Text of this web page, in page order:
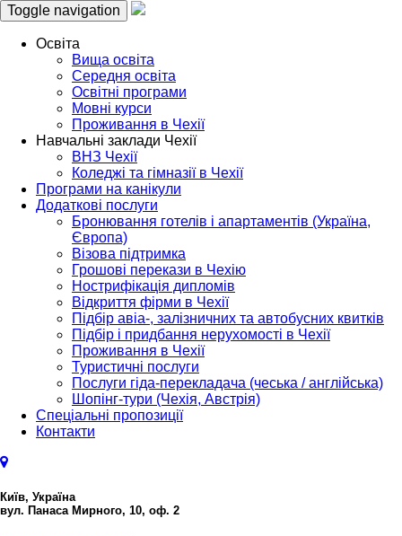
Toggle navigation
Освіта
Вища освіта
Середня освіта
Освітні програми
Мовні курси
Проживання в Чехії
Навчальні заклади Чехії
ВНЗ Чехії
Коледжі та гімназії в Чехії
Програми на канікули
Додаткові послуги
Бронювання готелів і апартаментів (Україна,
Європа)
Візова підтримка
Грошові перекази в Чехію
Нострифікація дипломів
Відкриття фірми в Чехії
Підбір авіа-, залізничних та автобусних квитків
Підбір і придбання нерухомості в Чехії
Проживання в Чехії
Туристичні послуги
Послуги гіда-перекладача (чеська / англійська)
Шопінг-тури (Чехія, Австрія)
Спеціальні пропозиції
Контакти
Київ, Україна
вул. Панаса Мирного, 10, оф. 2